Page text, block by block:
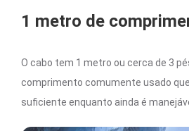
1 metro de
O cabo tem 1 metro ou cerca de 3
comprimento comumente usado
suficiente enquanto ainda é